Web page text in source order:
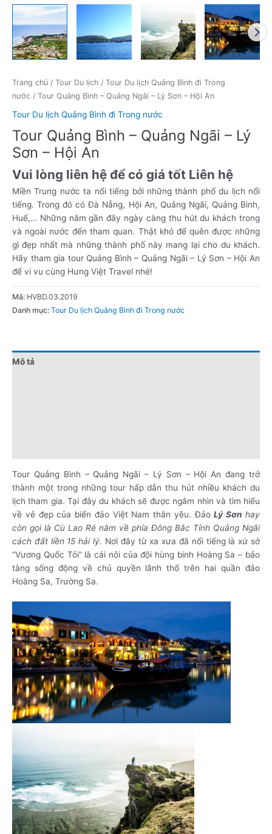
Trang chủ / Tour Du lịch / Tour Du lịch Quảng Bình đi Trong
nước / Tour Quảng Bình – Quảng Ngãi – Lý Sơn – Hội An
Tour Du lịch Quảng Bình đi Trong nước
Tour Quảng Bình – Quảng Ngãi – Lý
Sơn – Hội An
Vui lòng liên hệ để có giá tốt Liên hệ
Miền Trung nước ta nổi tiếng bởi những thành phố du lịch nổi
tiếng. Trong đó có Đà Nẵng, Hội An, Quảng Ngãi, Quảng Bình,
Huế,… Những năm gần đây ngày càng thu hút du khách trong
và ngoài nước đến tham quan. Thật khó để quên được những
gì đẹp nhất mà những thành phố này mang lại cho du khách.
Hãy tham gia tour Quảng Bình – Quảng Ngãi – Lý Sơn – Hội An
để vi vu cùng Hưng Việt Travel nhé!
Mã: HVBD.03.2019
Danh mục: Tour Du lịch Quảng Bình đi Trong nước
Mô tả
Tour Quảng Bình – Quảng Ngãi – Lý Sơn – Hội An đang trở
thành một trong những tour hấp dẫn thu hút nhiều khách du
lịch tham gia. Tại đây du khách sẽ được ngắm nhìn và tìm hiểu
về vẻ đẹp của biển đảo Việt Nam thân yêu. ĐảoLý Sơnhay
còn gọi là Cù Lao Ré nằm về phía Đông Bắc Tỉnh Quảng Ngãi
cách đất liền 15 hải lý. Nơi đây từ xa xưa đã nổi tiếng là xứ sở
“Vương Quốc Tỏi” là cái nôi của đội hùng binh Hoàng Sa – bảo
tàng sống động về chủ quyền lãnh thổ trên hai quần đảo
Hoàng Sa, Trường Sa.